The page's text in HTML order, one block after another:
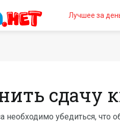
Лучшее за
сдачу
убедиться, что